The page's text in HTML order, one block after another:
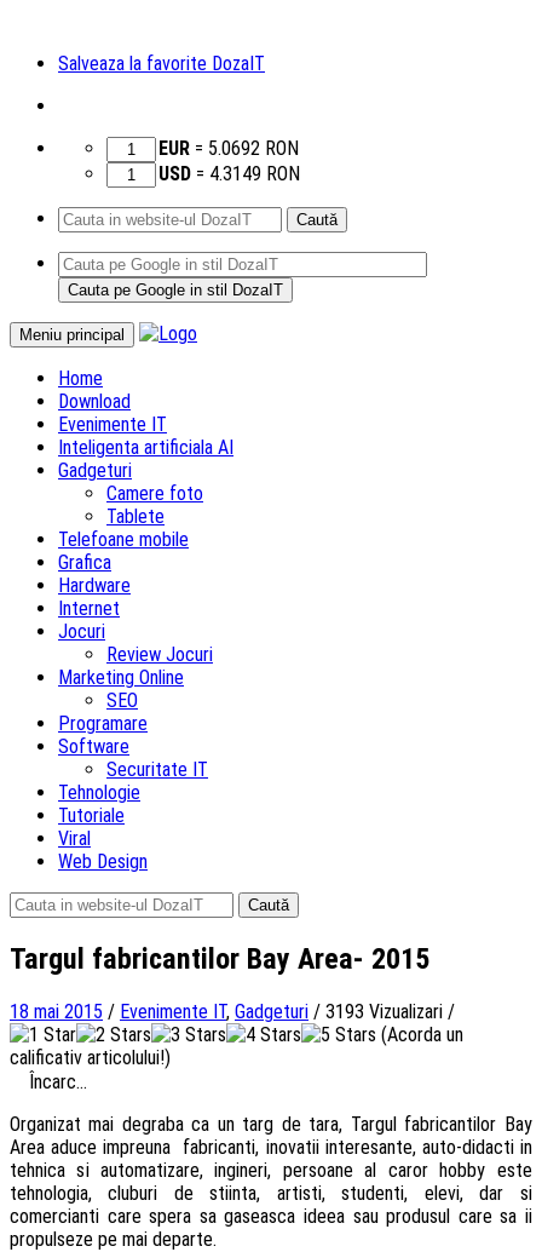
Salveaza la favorite DozaIT
EUR = 5.0692 RON
USD = 4.3149 RON
Caută
după:
Meniu principal
Sari
Home
Download
Evenimente IT
Inteligenta artificiala AI
Gadgeturi
Camere foto
Tablete
Telefoane mobile
Grafica
Hardware
Internet
Jocuri
Review Jocuri
Marketing Online
SEO
Programare
Software
Securitate IT
Tehnologie
Tutoriale
Viral
Web Design
Caută
după:
Targul fabricantilor Bay Area- 2015
18 mai 2015 / Evenimente IT, Gadgeturi / 3193 Vizualizari /
(Acorda un
calificativ articolului!)
Încarc...
Organizat mai degraba ca un targ de tara, Targul fabricantilor Bay
Area aduce impreuna fabricanti, inovatii interesante, auto-didacti in
tehnica si automatizare, ingineri, persoane al caror hobby este
tehnologia, cluburi de stiinta, artisti, studenti, elevi, dar si
comercianti care spera sa gaseasca ideea sau produsul care sa ii
propulseze pe mai departe.